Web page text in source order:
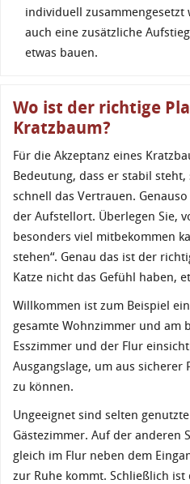
individuell zusammengesetzt
auch eine zusätzliche
etwas bauen.
Wo ist der richtige
Kratzbaum?
Für die Akzeptanz eines
Bedeutung, dass er stabil
schnell das Vertrauen.
der Aufstellort. Überlegen Sie,
besonders viel mitbekommen
stehen“. Genau das ist der
Katze nicht das Gefühl haben,
Willkommen ist zum Beispiel
gesamte Wohnzimmer und am
Esszimmer und der Flur
Ausgangslage, um aus
zu können.
Ungeeignet sind selten
Gästezimmer. Auf der anderen
gleich im Flur neben dem
zur Ruhe kommt. Schließlich